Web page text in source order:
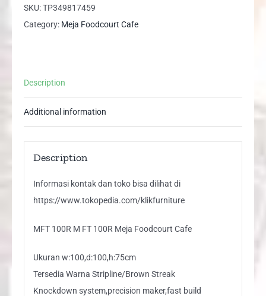
FT
100R
quantity
SKU:TP349817459
Category: Meja Foodcourt Cafe
Description
Additional information
Description
Informasi kontak dan toko bisa dilihat di
https://www.tokopedia.com/klikfurniture
MFT 100R M FT 100R Meja Foodcourt Cafe
Ukuran w:100,d:100,h:75cm
Tersedia Warna Stripline/Brown Streak
Knockdown system,precision maker,fast build